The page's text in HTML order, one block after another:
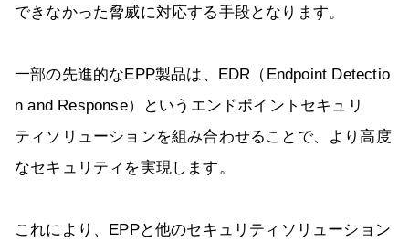
できなかった脅威に対応する手段となります。
一部の先進的なEPP製品は、EDR（Endpoint Detectio
n and Response）というエンドポイントセキュリ
ティソリューションを組み合わせることで、より高度
なセキュリティを実現します。
これにより、EPPと他のセキュリティソリューション